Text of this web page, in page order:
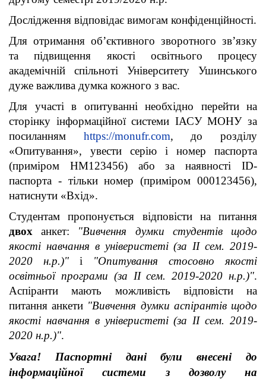
Дослідження відповідає вимогам конфіденційності.
Для отримання об’єктивного зворотного зв’язку
та підвищення якості освітнього процесу
академічній спільноті Університету Ушинського
дуже важлива думка кожного з вас.
Для участі в опитуванні необхідно перейти на
сторінку інформаційної системи ІАСУ МОНУ за
посиланням https://monufr.com, до розділу
«Опитування», увести серію і номер паспорта
(приміром НМ123456) або за наявності ID-
паспорта - тільки номер (приміром 000123456),
натиснути «Вхід».
Студентам пропонується відповісти на питання
двох анкет: "Вивчення думки студентів щодо
якості навчання в універистеті (за ІІ сем. 2019-
2020 н.р.)" і "Опитування стосовно якості
освітньої програми (за ІІ сем. 2019-2020 н.р.)".
Аспіранти мають можливість відповісти на
питання анкети "Вивчення думки аспірантів щодо
якості навчання в універистеті (за ІІ сем. 2019-
2020 н.р.)".
Увага! Паспортні дані були внесені до
інформаційної системи з дозволу на